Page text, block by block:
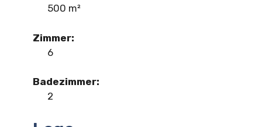
500 m²
Zimmer:
6
Badezimmer:
2